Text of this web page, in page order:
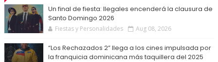
Un final de fiesta: Ilegales encenderá la clausura de
Santo Domingo 2026
Fiestas y Personalidades Aug 08, 2026
“Los Rechazados 2” llega a los cines impulsada por
la franquicia dominicana más taquillera del 2025